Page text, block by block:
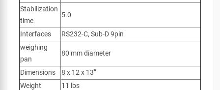
Stabilization
time
5.0
Interfaces
RS232-C, Sub-D 9pin
weighing
pan
80 mm diameter
Dimensions
8 x 12 x 13”
Weight
11 lbs